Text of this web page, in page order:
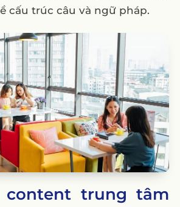
cấu trúc câu và ngữ pháp.
content trung tâm